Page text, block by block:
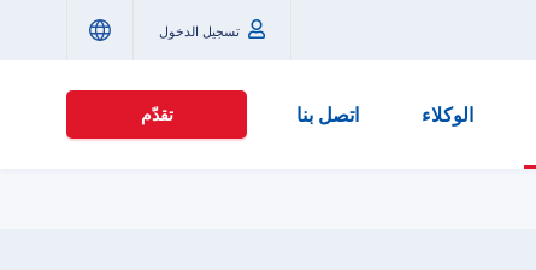
تسجيل الدخول
الوكلاء اتصل بنا تقدّم